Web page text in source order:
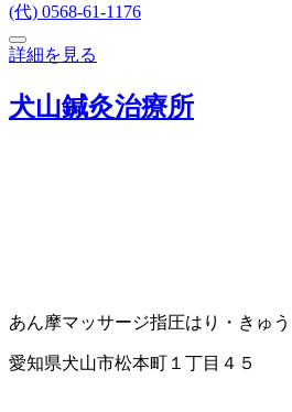
(代) 0568-61-1176
詳細を見る
犬山鍼灸治療所
あん摩マッサージ指圧はり・きゅう
愛知県犬山市松本町１丁目４５